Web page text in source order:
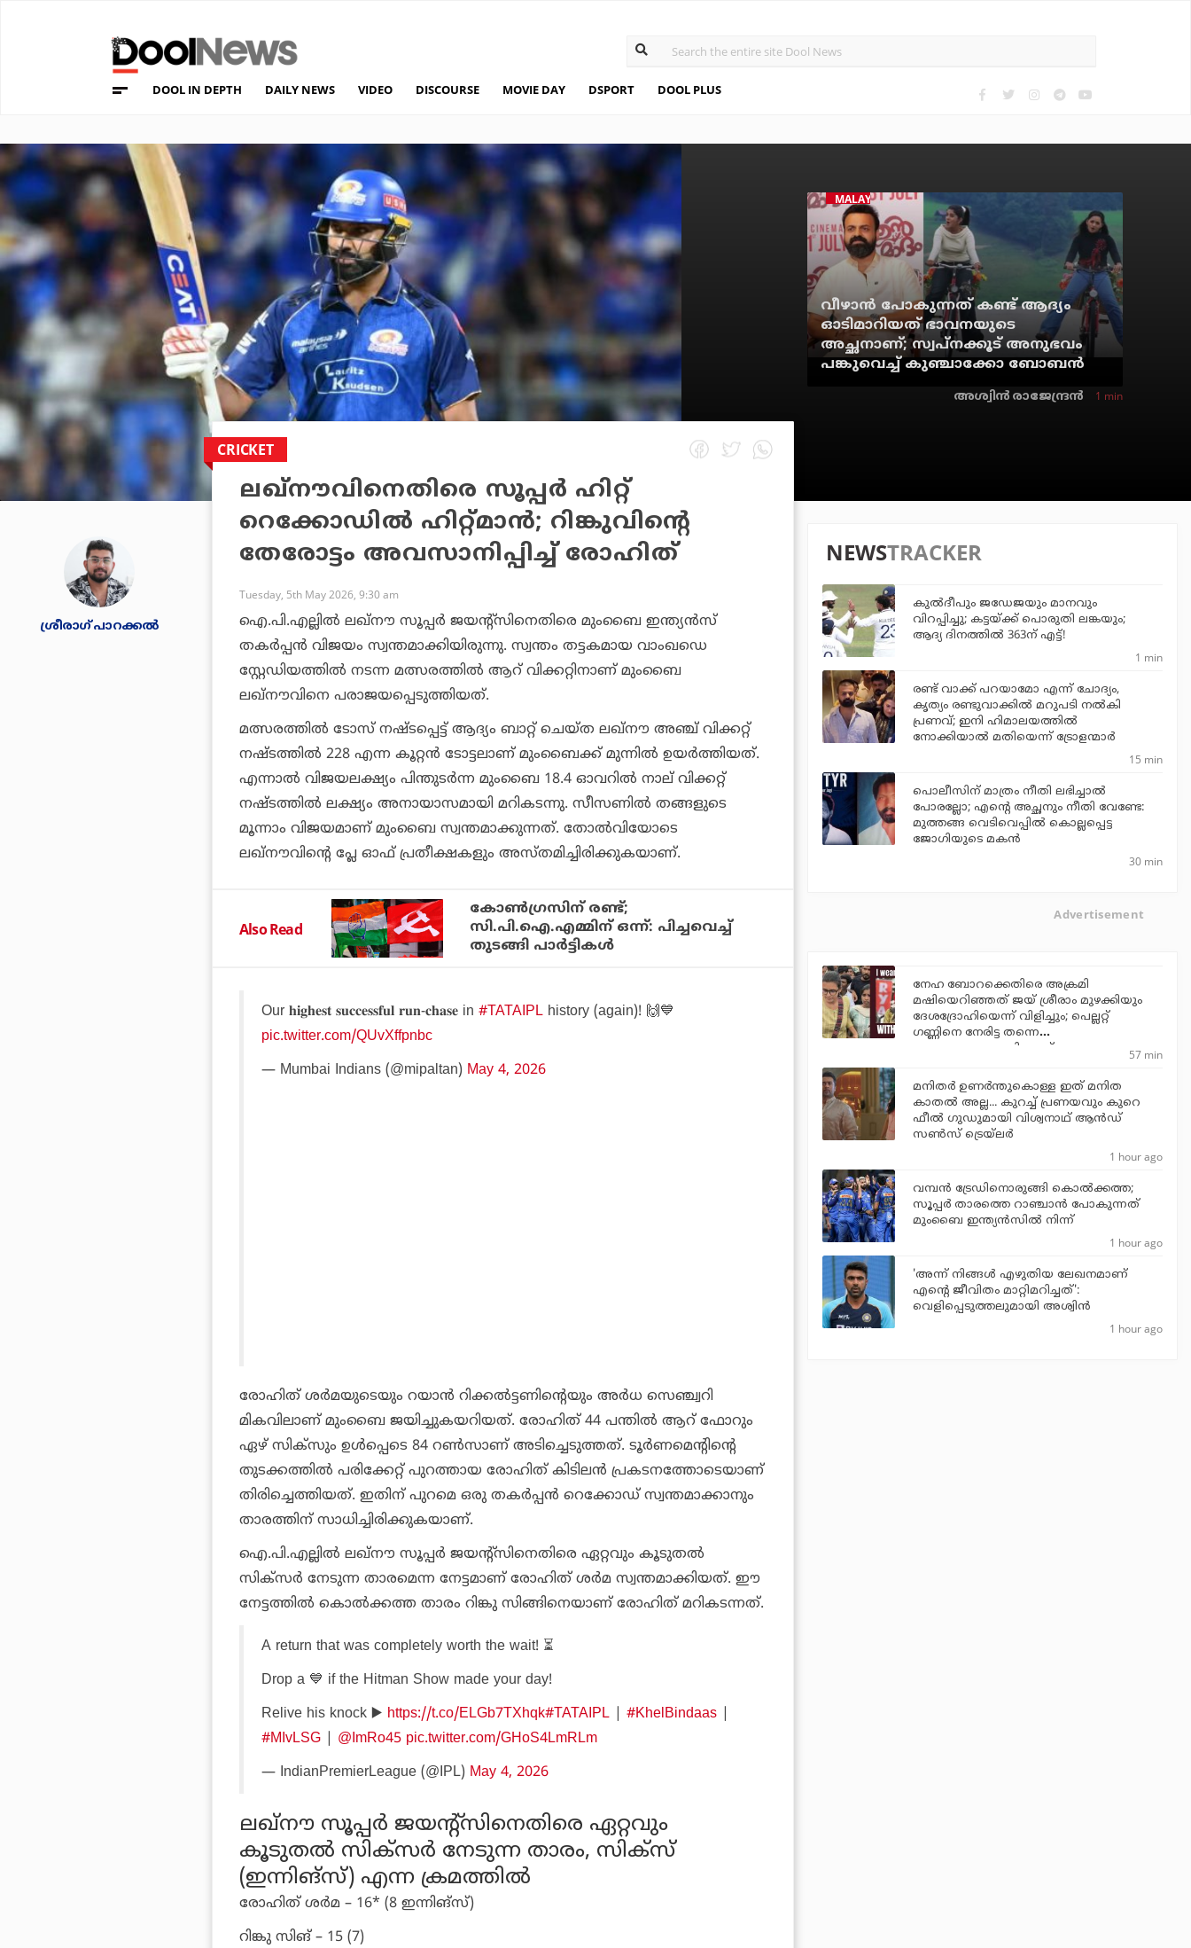
DOOL IN DEPTH DAILY NEWS VIDEO DISCOURSE MOVIE DAY DSPORT DOOL PLUS
MALAYALAM CINEMA
വീഴാന്‍ പോകുന്നത് കണ്ട് ആദ്യം
ഓടിമാറിയത് ഭാവനയുടെ
അച്ഛനാണ്; സ്വപ്‌നക്കൂട് അനുഭവം
പങ്കുവെച്ച് കുഞ്ചാക്കോ ബോബന്‍
അശ്വിന്‍ രാജേന്ദ്രന്‍ 1 min
ശ്രീരാഗ് പാറക്കല്‍
CRICKET
ലഖ്‌നൗവിനെതിരെ സൂപ്പര്‍ ഹിറ്റ്
റെക്കോഡില്‍ ഹിറ്റ്മാന്‍; റിങ്കുവിന്റെ
തേരോട്ടം അവസാനിപ്പിച്ച് രോഹിത്
Tuesday, 5th May 2026, 9:30 am
ഐ.പി.എല്ലില്‍ ലഖ്‌നൗ സൂപ്പര്‍ ജയന്റ്സിനെതിരെ മുംബൈ ഇന്ത്യന്‍സ്
തകര്‍പ്പന്‍ വിജയം സ്വന്തമാക്കിയിരുന്നു. സ്വന്തം തട്ടകമായ വാംഖഡെ
സ്റ്റേഡിയത്തില്‍ നടന്ന മത്സരത്തില്‍ ആറ് വിക്കറ്റിനാണ് മുംബൈ
ലഖ്‌നൗവിനെ പരാജയപ്പെടുത്തിയത്.
മത്സരത്തില്‍ ടോസ് നഷ്ടപ്പെട്ട് ആദ്യം ബാറ്റ് ചെയ്ത ലഖ്‌നൗ അഞ്ച് വിക്കറ്റ്
നഷ്ടത്തില്‍ 228 എന്ന കൂറ്റന്‍ ടോട്ടലാണ് മുംബൈക്ക് മുന്നില്‍ ഉയര്‍ത്തിയത്.
എന്നാല്‍ വിജയലക്ഷ്യം പിന്തുടര്‍ന്ന മുംബൈ 18.4 ഓവറില്‍ നാല് വിക്കറ്റ്
നഷ്ടത്തില്‍ ലക്ഷ്യം അനായാസമായി മറികടന്നു. സീസണില്‍ തങ്ങളുടെ
മൂന്നാം വിജയമാണ് മുംബൈ സ്വന്തമാക്കുന്നത്. തോല്‍വിയോടെ
ലഖ്‌നൗവിന്റെ പ്ലേ ഓഫ് പ്രതീക്ഷകളും അസ്തമിച്ചിരിക്കുകയാണ്.
Also Read
കോണ്‍ഗ്രസിന് രണ്ട്;
സി.പി.ഐ.എമ്മിന് ഒന്ന്: പിച്ചവെച്ച്
തുടങ്ങി പാര്‍ട്ടികള്‍
Our 𝐡𝐢𝐠𝐡𝐞𝐬𝐭 𝐬𝐮𝐜𝐜𝐞𝐬𝐬𝐟𝐮𝐥 𝐫𝐮𝐧-𝐜𝐡𝐚𝐬𝐞 in #TATAIPL history (again)! 🙌💙
pic.twitter.com/QUvXffpnbc
— Mumbai Indians (@mipaltan) May 4, 2026
രോഹിത് ശര്‍മയുടെയും റയാന്‍ റിക്കല്‍ട്ടണിന്റെയും അര്‍ധ സെഞ്ച്വറി
മികവിലാണ് മുംബൈ ജയിച്ചുകയറിയത്. രോഹിത് 44 പന്തില്‍ ആറ് ഫോറും
ഏഴ് സിക്സും ഉള്‍പ്പെടെ 84 റണ്‍സാണ് അടിച്ചെടുത്തത്. ടൂര്‍ണമെന്റിന്റെ
തുടക്കത്തില്‍ പരിക്കേറ്റ് പുറത്തായ രോഹിത് കിടിലന്‍ പ്രകടനത്തോടെയാണ്
തിരിച്ചെത്തിയത്. ഇതിന് പുറമെ ഒരു തകര്‍പ്പന്‍ റെക്കോഡ് സ്വന്തമാക്കാനും
താരത്തിന് സാധിച്ചിരിക്കുകയാണ്.
ഐ.പി.എല്ലില്‍ ലഖ്‌നൗ സൂപ്പര്‍ ജയന്റ്‌സിനെതിരെ ഏറ്റവും കൂടുതല്‍
സിക്‌സര്‍ നേടുന്ന താരമെന്ന നേട്ടമാണ് രോഹിത് ശര്‍മ സ്വന്തമാക്കിയത്. ഈ
നേട്ടത്തില്‍ കൊല്‍ക്കത്ത താരം റിങ്കു സിങ്ങിനെയാണ് രോഹിത് മറികടന്നത്.
A return that was completely worth the wait! ⏳
Drop a 💙 if the Hitman Show made your day!
Relive his knock ▶️ https://t.co/ELGb7TXhqk#TATAIPL #KhelBindaas
#MIvLSG
@ImRo45 pic.twitter.com/GHoS4LmRLm
— IndianPremierLeague (@IPL) May 4, 2026
ലഖ്‌നൗ സൂപ്പര്‍ ജയന്റ്‌സിനെതിരെ ഏറ്റവും
കൂടുതല്‍ സിക്‌സര്‍ നേടുന്ന താരം, സിക്‌സ്
(ഇന്നിങ്‌സ്) എന്ന ക്രമത്തില്‍
രോഹിത് ശര്‍മ – 16* (8 ഇന്നിങ്സ്)
റിങ്കു സിങ് – 15 (7)
NEWSTRACKER
കുല്‍ദീപും ജഡേജയും മാനവും
വിറപ്പിച്ചു; കട്ടയ്ക്ക് പൊരുതി ലങ്കയും;
ആദ്യ ദിനത്തില്‍ 363ന് എട്ട്!
1 min
രണ്ട് വാക്ക് പറയാമോ എന്ന് ചോദ്യം,
കൃത്യം രണ്ടുവാക്കില്‍ മറുപടി നല്‍കി
പ്രണവ്; ഇനി ഹിമാലയത്തില്‍
നോക്കിയാല്‍ മതിയെന്ന് ട്രോളന്മാര്‍
15 min
പൊലീസിന് മാത്രം നീതി ലഭിച്ചാല്‍
പോരല്ലോ; എന്റെ അച്ഛനും നീതി വേണ്ടേ:
മുത്തങ്ങ വെടിവെപ്പില്‍ കൊല്ലപ്പെട്ട
ജോഗിയുടെ മകന്‍
30 min
Advertisement
നേഹ ബോറക്കെതിരെ അക്രമി
മഷിയെറിഞ്ഞത് ജയ് ശ്രീരാം മുഴക്കിയും
ദേശദ്രോഹിയെന്ന് വിളിച്ചും; പെല്ലറ്റ്
ഗണ്ണിനെ നേരിട്ട തന്നെ
ഭയപ്പെടുത്താനാവില്ലെന്ന് നേഹ
57 min
മനിതര്‍ ഉണര്‍ന്തുകൊള്ള ഇത് മനിത
കാതല്‍ അല്ല... കുറച്ച് പ്രണയവും കുറെ
ഫീല്‍ ഗുഡുമായി വിശ്വനാഥ് ആന്‍ഡ്
സണ്‍സ് ട്രെയ്‌ലര്‍
1 hour ago
വമ്പന്‍ ട്രേഡിനൊരുങ്ങി കൊല്‍ക്കത്ത;
സൂപ്പര്‍ താരത്തെ റാഞ്ചാന്‍ പോകുന്നത്
മുംബൈ ഇന്ത്യന്‍സില്‍ നിന്ന്
1 hour ago
'അന്ന് നിങ്ങള്‍ എഴുതിയ ലേഖനമാണ്
എന്റെ ജീവിതം മാറ്റിമറിച്ചത്':
വെളിപ്പെടുത്തലുമായി അശ്വിന്‍
1 hour ago